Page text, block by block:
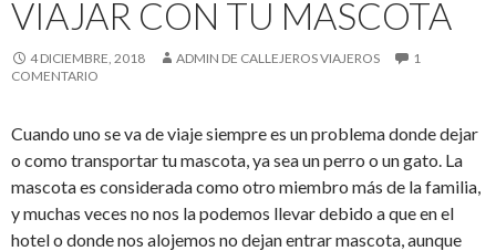
VIAJAR CON TU MASCOTA
4 DICIEMBRE, 2018 ADMIN DE CALLEJEROS VIAJEROS
1
COMENTARIO
Cuando uno se va de viaje siempre es un problema donde dejar
o como transportar tu mascota, ya sea un perro o un gato. La
mascota es considerada como otro miembro más de la familia,
y muchas veces no nos la podemos llevar debido a que en el
hotel o donde nos alojemos no dejan entrar mascota, aunque